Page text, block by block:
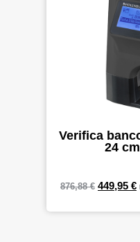
Verifica
24
876,88€ 449,95 €